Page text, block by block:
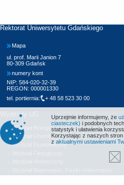
Rektorat Uniwersytetu Gdańskiego
Mapa
ul. prof. Marii Janion 7
80-309 Gdańsk
numery kont
NIP: 584-020-32-39
REGON: 000001330
tel. portiernia:
+ 48 58 523 30 00
Wydziały UG
Wydział Biologii
Wydział Chemii
Wydział Ekonomiczny
Uprzejmie informujemy, że
ciasteczek) i podobnych
statystyk i ułatwienia
Korzystając z naszych
z aktualnymi ustawieniami